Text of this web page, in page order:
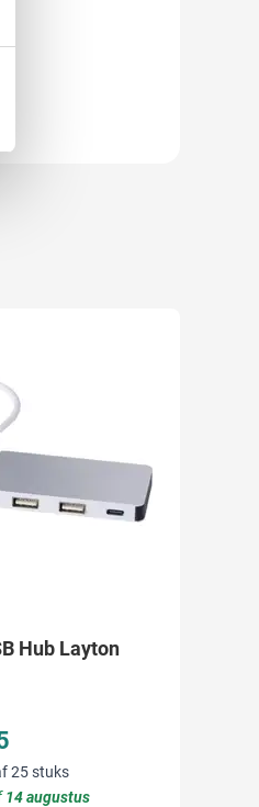
Hub Layton
25 stuks
14 augustus